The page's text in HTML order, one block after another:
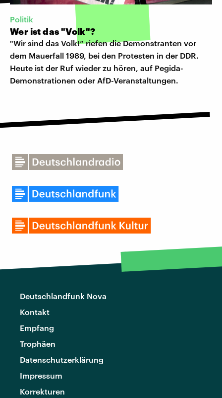
Politik
Wer ist das "Volk"?
"Wir sind das Volk!“ riefen die Demonstranten vor
dem Mauerfall 1989, bei den Protesten in der DDR.
Heute ist der Ruf wieder zu hören, auf Pegida-
Demonstrationen oder AfD-Veranstaltungen.
Deutschlandfunk Nova
Kontakt
Empfang
Trophäen
Datenschutzerklärung
Impressum
Korrekturen